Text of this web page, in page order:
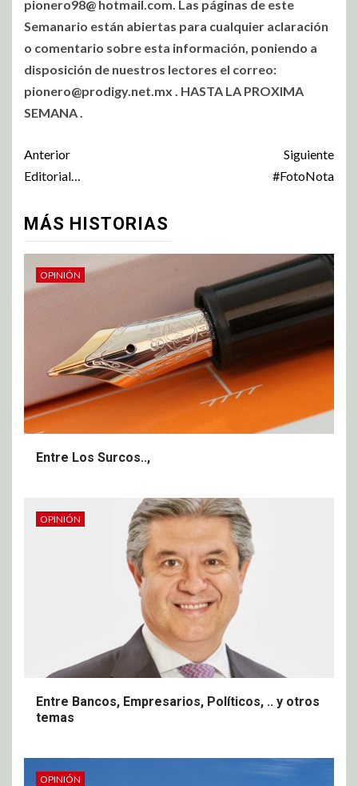
pionero98@ hotmail.com. Las páginas de este
Semanario están abiertas para cualquier aclaración
o comentario sobre esta información, poniendo a
disposición de nuestros lectores el correo:
pionero@prodigy.net.mx . HASTA LA PROXIMA
SEMANA .
Anterior
Editorial…
Siguiente
#FotoNota
MÁS HISTORIAS
OPINIÓN
Entre Los Surcos..,
OPINIÓN
Entre Bancos, Empresarios, Políticos, .. y otros
temas
OPINIÓN